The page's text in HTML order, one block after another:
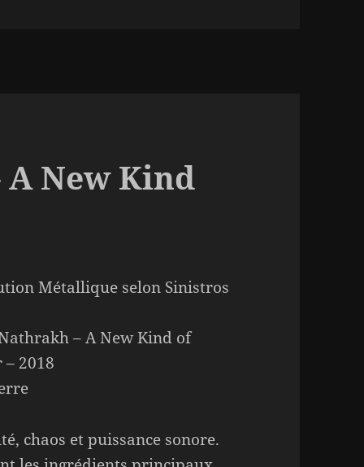
New Kind
Métallique selon Sinistros
– A New Kind of
2018
chaos et puissance sonore.